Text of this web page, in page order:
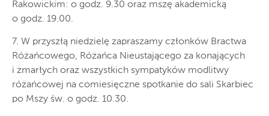
Rakowickim: o godz. 9.30 oraz mszę akademicką
o godz. 19.00.
7. W przyszłą niedzielę zapraszamy członków Bractwa
Różańcowego, Różańca Nieustającego za konających
i zmarłych oraz wszystkich sympatyków modlitwy
różańcowej na comiesięczne spotkanie do sali Skarbiec
po Mszy św. o godz. 10.30.